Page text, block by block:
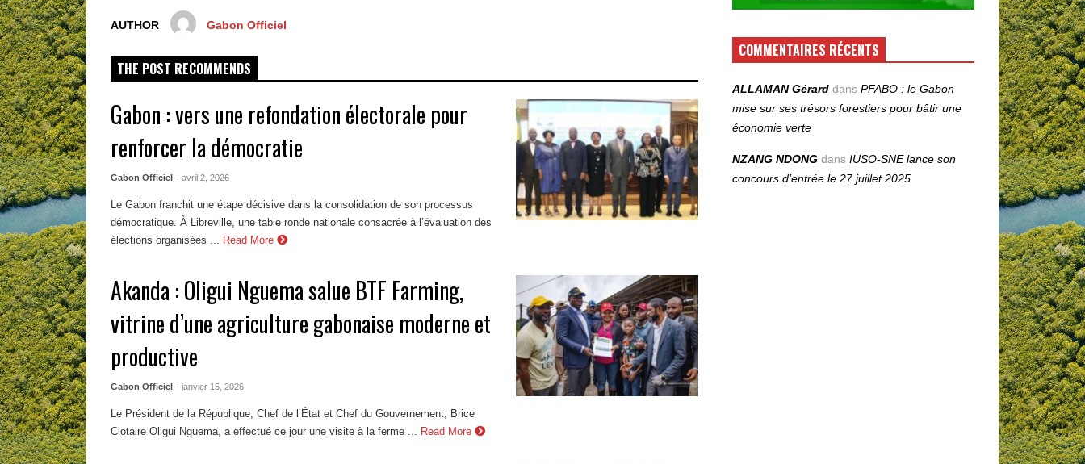
AUTHOR Gabon Officiel
THE POST RECOMMENDS
Gabon : vers une refondation électorale pour
renforcer la démocratie
Gabon Officiel - avril 2, 2026
Le Gabon franchit une étape décisive dans la consolidation de son processus
démocratique. À Libreville, une table ronde nationale consacrée à l’évaluation des
élections organisées ... Read More
Akanda : Oligui Nguema salue BTF Farming,
vitrine d’une agriculture gabonaise moderne et
productive
Gabon Officiel - janvier 15, 2026
Le Président de la République, Chef de l’État et Chef du Gouvernement, Brice
Clotaire Oligui Nguema, a effectué ce jour une visite à la ferme ... Read More
COMMENTAIRES RÉCENTS
ALLAMAN Gérard dansPFABO : le Gabon
mise sur ses trésors forestiers pour bâtir une
économie verte
NZANG NDONG dansIUSO‑SNE lance son
concours d’entrée le 27 juillet 2025